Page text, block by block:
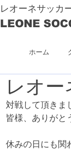
レオーネサッカ
LEONE
ホーム
レオ
対戦して頂きま
皆様、ありがと
休みの日にも関